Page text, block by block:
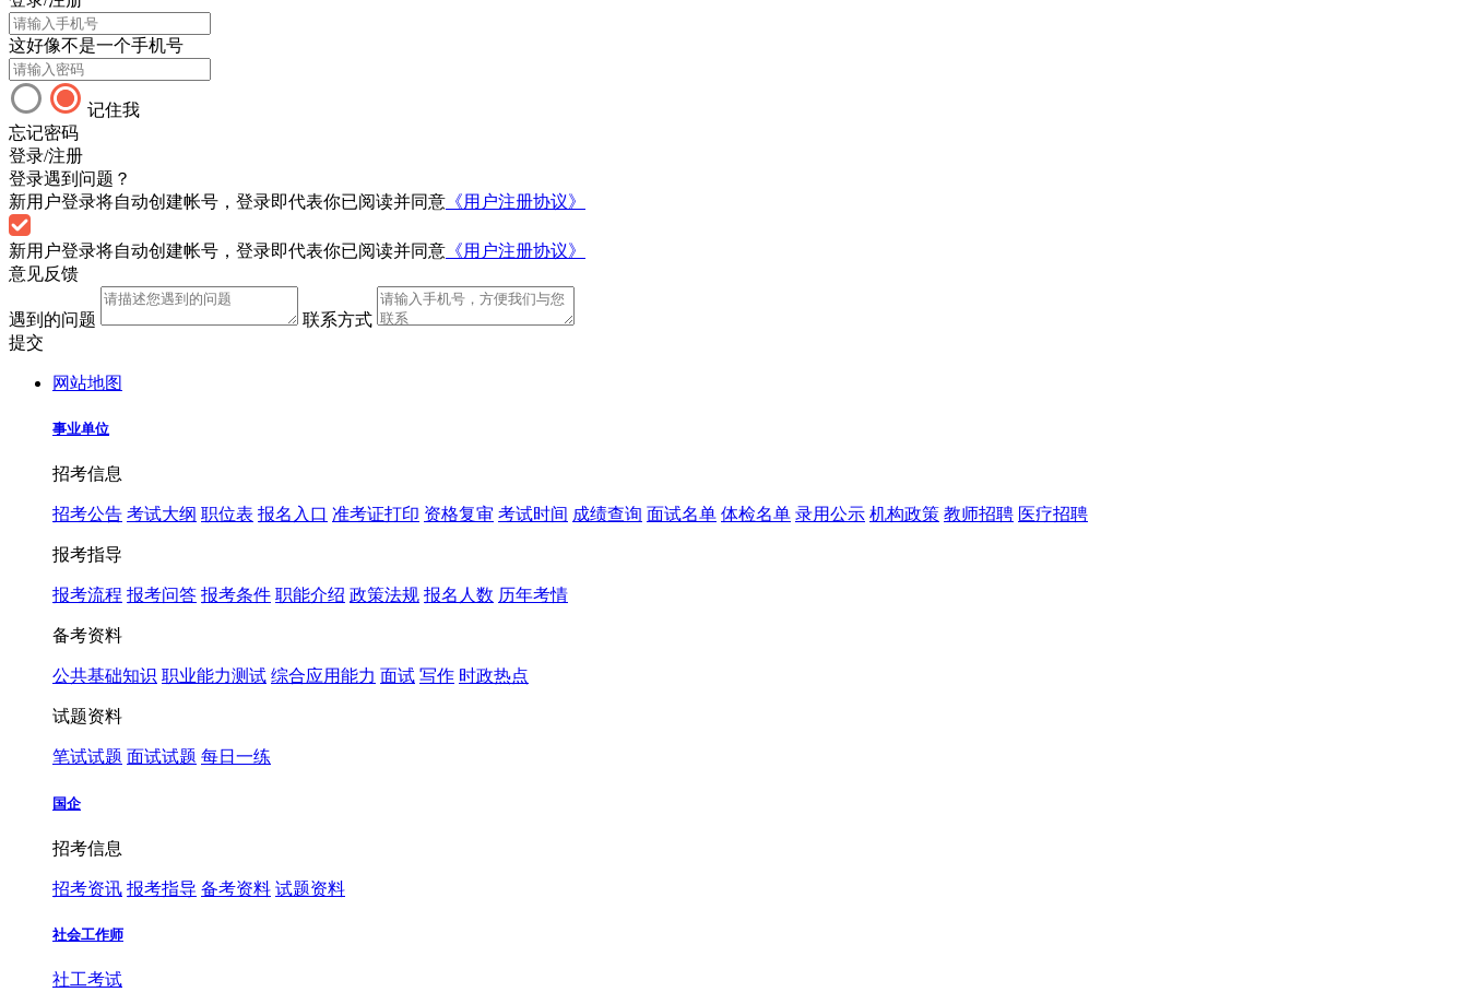
这好像不是一个手机号
记住我
忘记密码
登录/注册
登录遇到问题？
新用户登录将自动创建帐号，登录即代表你已阅读并同意 《用户注册协议》
新用户登录将自动创建帐号，登录即代表你已阅读并同意 《用户注册协议》
意见反馈
遇到的问题
联系方式
提交
网站地图
事业单位
招考信息
招考公告 考试大纲 职位表 报名入口 准考证打印 资格复审 考试时间 成绩查询 面试名单 体检名单 录用公示 机构政策 教师招聘 医疗招聘
报考指导
报考流程 报考问答 报考条件 职能介绍 政策法规 报名人数 历年考情
备考资料
公共基础知识 职业能力测试 综合应用能力 面试 写作 时政热点
试题资料
笔试试题 面试试题 每日一练
国企
招考信息
招考资讯 报考指导 备考资料 试题资料
社会工作师
社工考试